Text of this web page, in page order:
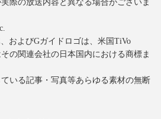
際の放送内容と異なる場合がございま
およびGガイドロゴは、米国TiVo
の関連会社の日本国内における商標ま
いる記事・写真等あらゆる素材の無断